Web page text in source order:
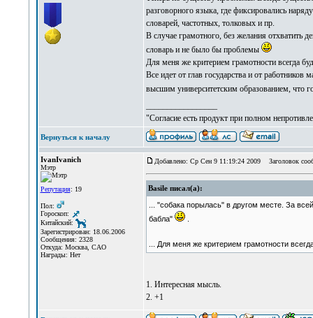
разговорного языка, где фиксировались
словарей, частотных, толковых и пр.
В случае грамотного, без желания отхватить
словарь и не было бы проблемы
Для меня же критерием грамотности всегда
Все идет от глав государства и от
высшим университетским образованием, что
"Согласие есть продукт при полном
Вернуться к началу
IvanIvanich
Мэтр
Репутация: 19
Пол:
Гороскоп:
Китайский:
Зарегистрирован: 18.06.2006
Сообщения: 2328
Откуда: Москва, САО
Награды: Нет
Добавлено: Ср Сен 9 11:19:24 2009 Заголовок
Basile писал(а):
... "собака порылась" в другом месте. За
бабла"
.
... Для меня же критерием грамотности
1. Интересная мысль.
2. +1